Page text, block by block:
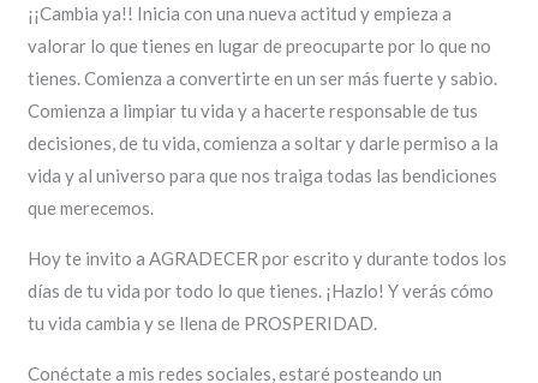
¡¡Cambia ya!! Inicia con una nueva actitud y empieza a
valorar lo que tienes en lugar de preocuparte por lo que no
tienes. Comienza a convertirte en un ser más fuerte y sabio.
Comienza a limpiar tu vida y a hacerte responsable de tus
decisiones, de tu vida, comienza a soltar y darle permiso a la
vida y al universo para que nos traiga todas las bendiciones
que merecemos.
Hoy te invito a AGRADECER por escrito y durante todos los
días de tu vida por todo lo que tienes. ¡Hazlo! Y verás cómo
tu vida cambia y se llena de PROSPERIDAD.
Conéctate a mis redes sociales, estaré posteando un